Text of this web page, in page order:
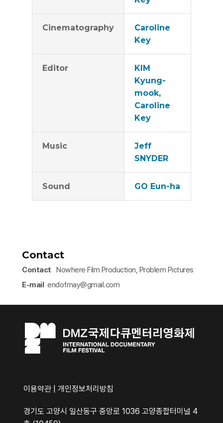
Cinematography
Caroline
Key
Editor
KIM
Kyung-
mook,
Caroline
Key
Music
Jeff
SNYDER
Sound GO Eun-ha
Contact
Contact Nowhere Film Production, Problem Pictures
E-mailendofmay@gmail.com​
이용약관 개인정보처리방침
경기도 고양시 일산동구 중앙로 1036 고양종합터미널 4